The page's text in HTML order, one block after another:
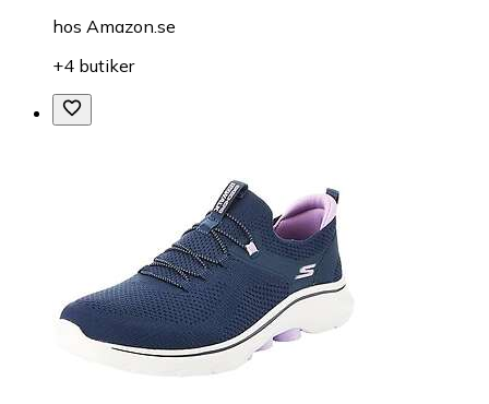
hos Amazon.se
+4 butiker